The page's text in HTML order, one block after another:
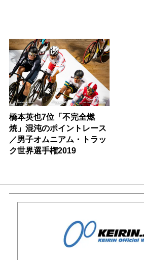
橋本英也7位「不完全燃
焼」混沌のポイントレース
／男子オムニアム・トラッ
ク世界選手権2019